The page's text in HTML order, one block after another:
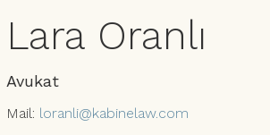
Lara Oranlı
Avukat
Mail: loranli@kabinelaw.com